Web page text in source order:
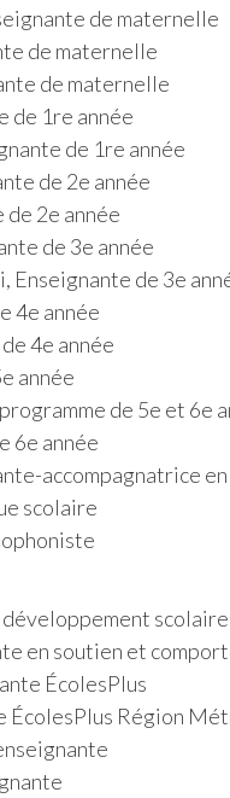
de maternelle
de maternelle
de maternelle
de 1re année
de 1re année
de 2e année
de 2e année
de 3e année
de 3e
4e année
4e année
année
de 5e et 6e
6e année
accompagnatrice
scolaire
en soutien et
ÉcolesPlus
ÉcolesPlus Région